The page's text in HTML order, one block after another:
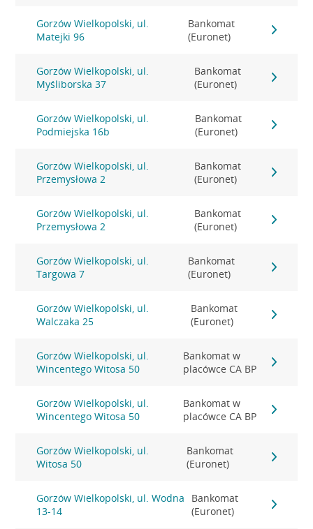
Gorzów Wielkopolski, ul.
Matejki 96
Bankomat
(Euronet)
Gorzów Wielkopolski, ul.
Myśliborska 37
Bankomat
(Euronet)
Gorzów Wielkopolski, ul.
Podmiejska 16b
Bankomat
(Euronet)
Gorzów Wielkopolski, ul.
Przemysłowa 2
Bankomat
(Euronet)
Gorzów Wielkopolski, ul.
Przemysłowa 2
Bankomat
(Euronet)
Gorzów Wielkopolski, ul.
Targowa 7
Bankomat
(Euronet)
Gorzów Wielkopolski, ul.
Walczaka 25
Bankomat
(Euronet)
Gorzów Wielkopolski, ul.
Wincentego Witosa 50
Bankomat w
placówce CA BP
Gorzów Wielkopolski, ul.
Wincentego Witosa 50
Bankomat w
placówce CA BP
Gorzów Wielkopolski, ul.
Witosa 50
Bankomat
(Euronet)
Gorzów Wielkopolski, ul. Wodna
13-14
Bankomat
(Euronet)